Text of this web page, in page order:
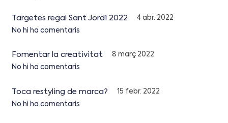
Targetes regal Sant Jordi 2022
4 abr. 2022
No hi ha comentaris
Fomentar la creativitat
8 març 2022
No hi ha comentaris
Toca restyling de marca?
15 febr. 2022
No hi ha comentaris